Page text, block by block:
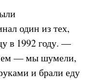
один из тех,
в 1992 году. —
— мы шумели,
и брали еду